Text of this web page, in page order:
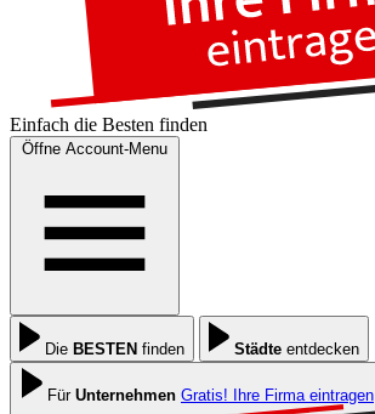
Einfach die Besten finden
Öffne Account-Menu
Die BESTEN finden Städte entdecken
Für Unternehmen Gratis! Ihre Firma eintragen